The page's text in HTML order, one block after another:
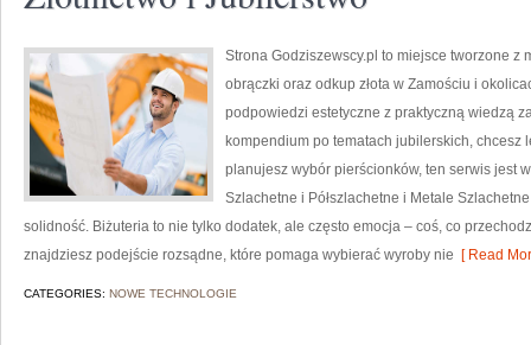
Strona Godziszewscy.pl to miejsce tworzone z
obrączki oraz odkup złota w Zamościu i
podpowiedzi estetyczne z praktyczną wiedzą
kompendium po tematach jubilerskich,
planujesz wybór pierścionków, ten serwis jest
Szlachetne i Półszlachetne i Metale
solidność. Biżuteria to nie tylko dodatek, ale często emocja – coś, co
znajdziesz podejście rozsądne, które pomaga wybierać wyroby nie [ Read
CATEGORIES: NOWE TECHNOLOGIE